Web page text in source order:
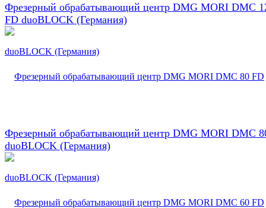
Фрезерный обрабатывающий центр DMG MORI DMC
FD duoBLOCK (Германия)
Фрезерный обрабатывающий центр DMG MORI DMC
duoBLOCK (Германия)